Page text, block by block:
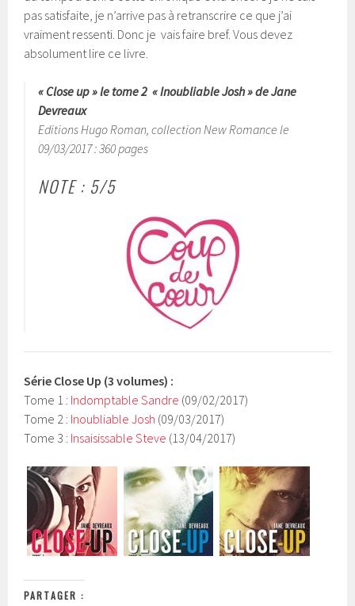
pas satisfaite, je n’arrive pas à retranscrire ce que j’ai
vraiment ressenti. Donc je vais faire bref. Vous devez
absolument lire ce livre.
« Close up » le tome 2 « Inoubliable Josh » de Jane
Devreaux
Editions Hugo Roman, collection New Romance le
09/03/2017 : 360 pages
NOTE : 5/5
Série Close Up (3 volumes) :
Tome 1 : Indomptable Sandre (09/02/2017)
Tome 2 : Inoubliable Josh (09/03/2017)
Tome 3 : Insaisissable Steve (13/04/2017)
PARTAGER :